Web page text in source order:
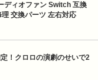
ディオファン Switch 互換
交換パーツ 左右対応
！クロロの演劇のせいで2